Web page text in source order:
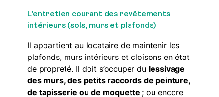
L’entretien courant des revêtements
intérieurs (sols, murs et plafonds)
Il appartient au locataire de maintenir les
plafonds, murs intérieurs et cloisons en état
de propreté. Il doit s’occuper du lessivage
des murs, des petits raccords de peinture,
de tapisserie ou de moquette ; ou encore